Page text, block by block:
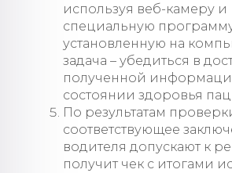
используя веб-камеру и
специальную
установленную на
задача – убедиться в
полученной
состоянии здоровья
По результатам
соответствующее
водителя допускают к
получит чек с итогами